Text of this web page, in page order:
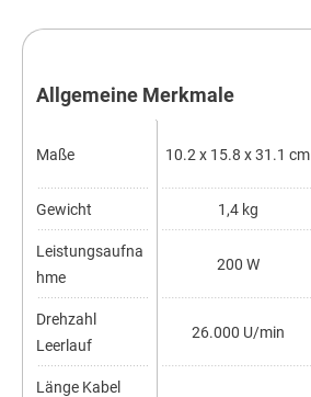
Allgemeine Merkmale
Maße
Gewicht
Leistungsaufna
hme
Drehzahl
Leerlauf
Länge Kabel
10.2 x 15.8 x 31.1 cm
1,4 kg
200 W
26.000 U/min